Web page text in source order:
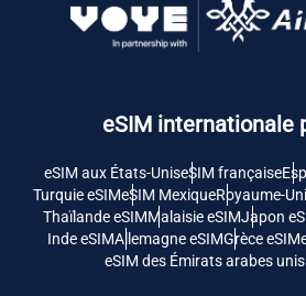
eSIM internationale
eSIM aux États-UniseSIM française
Turquie eSIMeSIM MexiqueRoyaume-
Thaïlande eSIMMalaisie eSIMJapon
Inde eSIMAllemagne eSIMGrèce eSIM
eSIM des Émirats arabes unis